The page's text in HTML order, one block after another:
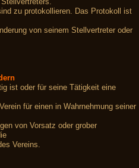
zu protokollieren. Das Protokoll ist
von seinem Stellvertreter oder
ist oder für seine Tätigkeit eine
für einen in Wahrnehmung seiner
von Vorsatz oder grober
Vereins.